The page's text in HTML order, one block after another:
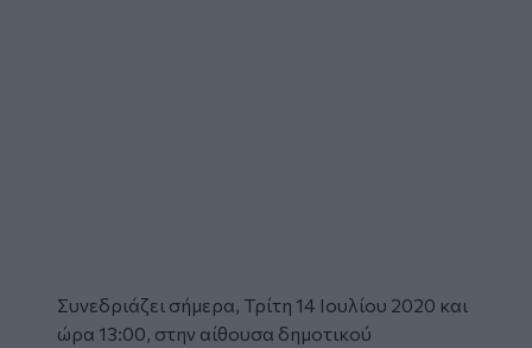
Συνεδριάζει σήμερα, Τρίτη 14 Ιουλίου 2020 και
ώρα 13:00, στην αίθουσα δημοτικού